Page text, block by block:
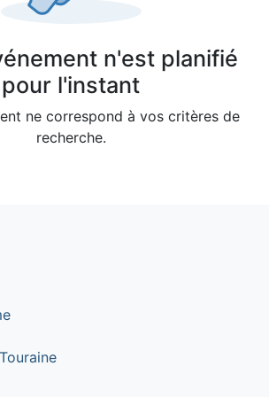
n'est planifié
pour l'instant
ne correspond à vos critères de
recherche.